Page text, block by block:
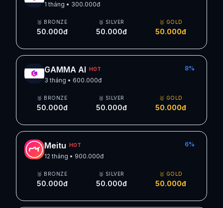
1 tháng • 300.000đ
🥉 BRONZE
50.000đ
🥈 SILVER
50.000đ
🥇 GOLD
50.000đ
GAMMA AI HOT
3 tháng • 600.000đ
8%
🥉 BRONZE
50.000đ
🥈 SILVER
50.000đ
🥇 GOLD
50.000đ
Meitu HOT
12 tháng • 900.000đ
6%
🥉 BRONZE
50.000đ
🥈 SILVER
50.000đ
🥇 GOLD
50.000đ